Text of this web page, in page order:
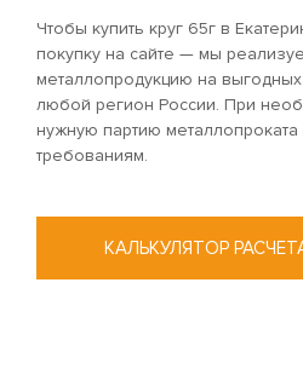
Чтобы купить круг 65г в
покупку на сайте — мы
металлопродукцию на
любой регион России. При
нужную партию
требованиям.
КАЛЬКУЛЯТОР